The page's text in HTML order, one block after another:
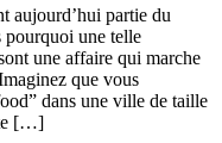
Franchise
:
Pourquoi
ca
marche
aujourd’hui partie du
pourquoi une telle
une affaire qui marche
que vous
dans une ville de taille
[…]